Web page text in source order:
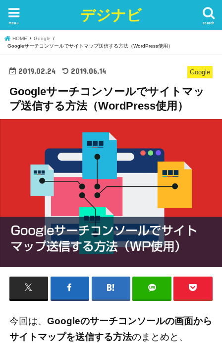
デジナビ search
menu
HOME
Google
Googleサーチコンソールでサイトマップ送信する方法（WordPress使用）
Google
2019.02.24 2019.06.14
Googleサーチコンソールでサイトマッ
プ送信する方法（WordPress使用）
今回は、 Googleのサーチコンソールの画面から
サイトマップを送信する方法のまとめと、